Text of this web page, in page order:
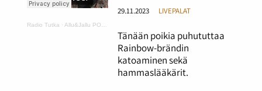
Radio Tutka ·Allu&Jallu PODCAST 6 Tapaus Rainbow ja hammaslääkärissä ilman housuja
29.11.2023 LIVEPALAT
Tänään poikia puhututtaa
Rainbow-brändin
katoaminen sekä
hammaslääkärit.